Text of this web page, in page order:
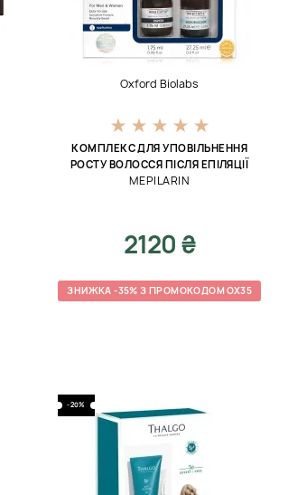
Oxford Biolabs
КОМПЛЕКС ДЛЯ УПОВІЛЬНЕННЯ
РОСТУ ВОЛОССЯ ПІСЛЯ ЕПІЛЯЦІЇ
MEPILARIN
2120 ₴
ЗНИЖКА -35% З ПРОМОКОДОМ OX35
-20%